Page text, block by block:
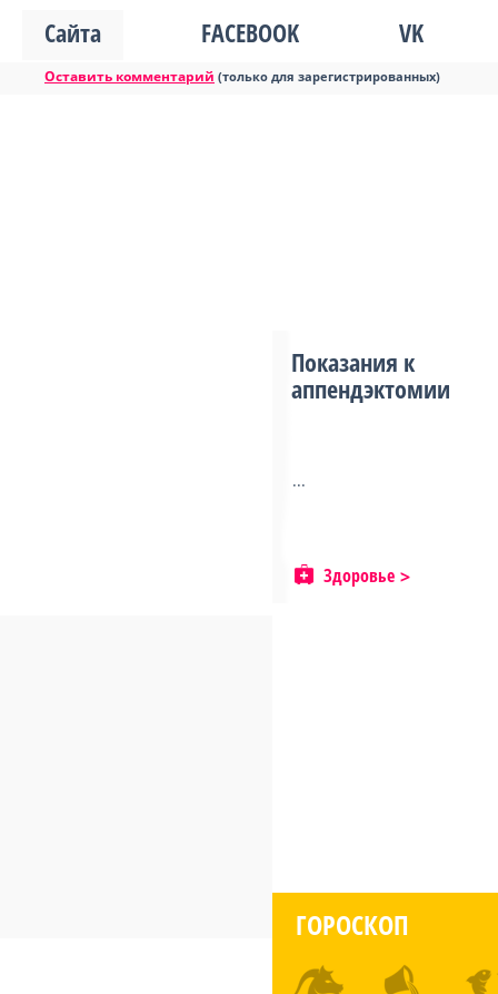
Сайта
FACEBOOK VK
Оставить комментарий (только для зарегистрированных)
Показания к
аппендэктомии
...
Здоровье
ГОРОСКОП